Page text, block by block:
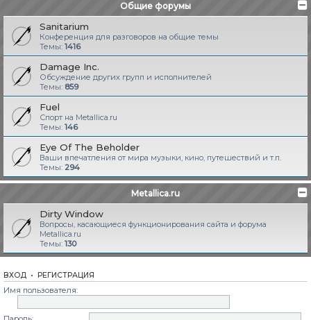
Общие форумы
Sanitarium
Конференция для разговоров на общие темы
Темы: 1416
Damage Inc.
Обсуждение других групп и исполнителей
Темы: 859
Fuel
Спорт на Metallica.ru
Темы: 146
Eye Of The Beholder
Ваши впечатления от мира музыки, кино, путешествий и т.п.
Темы: 294
Metallica.ru
Dirty Window
Вопросы, касающиеся функционирования сайта и форума
Metallica.ru
Темы: 130
ВХОД • РЕГИСТРАЦИЯ
Имя пользователя: